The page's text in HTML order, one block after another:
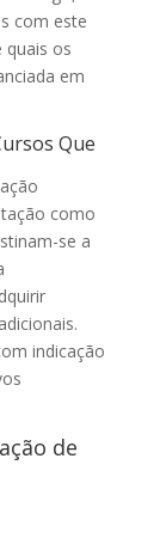
com este
os
em
Que
como
se a
indicação
de